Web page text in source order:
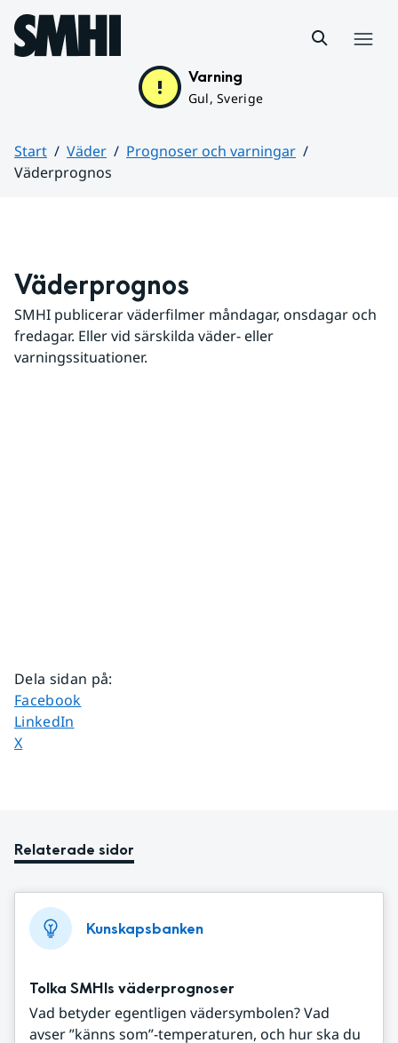
Hoppa till sidans innehåll
Varning
Gul, Sverige
Start Väder
Prognoser och varningar
Väderprognos
Väderprognos
SMHI publicerar väderfilmer måndagar, onsdagar och
fredagar. Eller vid särskilda väder- eller
varningssituationer.
Dela sidan på:
Dela sidan på
Facebook
Dela sidan på
LinkedIn
Dela sidan på
X
Relaterade sidor
Kunskapsbanken
Tolka SMHIs väderprognoser
Vad betyder egentligen vädersymbolen? Vad
avser ”känns som”-temperaturen, och hur ska du